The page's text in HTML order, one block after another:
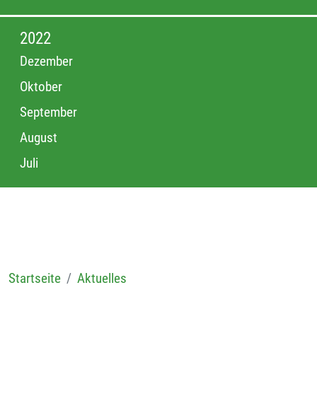
2022
Dezember
Oktober
September
August
Juli
Startseite Aktuelles